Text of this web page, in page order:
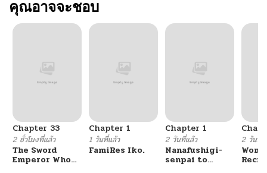
คุณอาจจะชอบ
Chapter 33
2 ชั่วโมงที่แล้ว
The Sword
Emperor Who
Chapter 1
1 วันที่แล้ว
FamiRes Iko.
Chapter 1
2 วันที่แล้ว
Nanafushigi-
senpai to
2 วันที่แ